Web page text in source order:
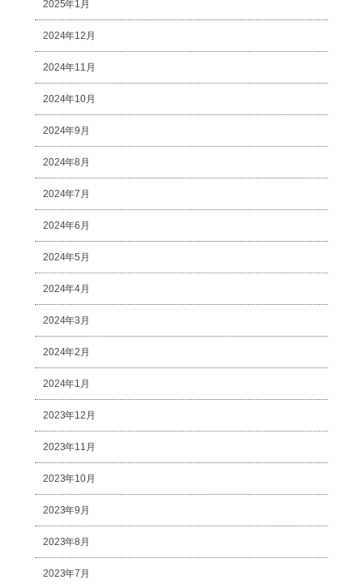
2025年1月
2024年12月
2024年11月
2024年10月
2024年9月
2024年8月
2024年7月
2024年6月
2024年5月
2024年4月
2024年3月
2024年2月
2024年1月
2023年12月
2023年11月
2023年10月
2023年9月
2023年8月
2023年7月